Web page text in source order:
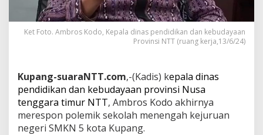
Ket Foto. Ambros Kodo, Kepala dinas pendidikan dan kebudayaan
Provinsi NTT (ruang kerja,13/6/24)
Kupang-suaraNTT.com,-(Kadis) kepala dinas
pendidikan dan kebudayaan provinsi Nusa
tenggara timur NTT, Ambros Kodo akhirnya
merespon polemik sekolah menengah kejuruan
negeri SMKN 5 kota Kupang.